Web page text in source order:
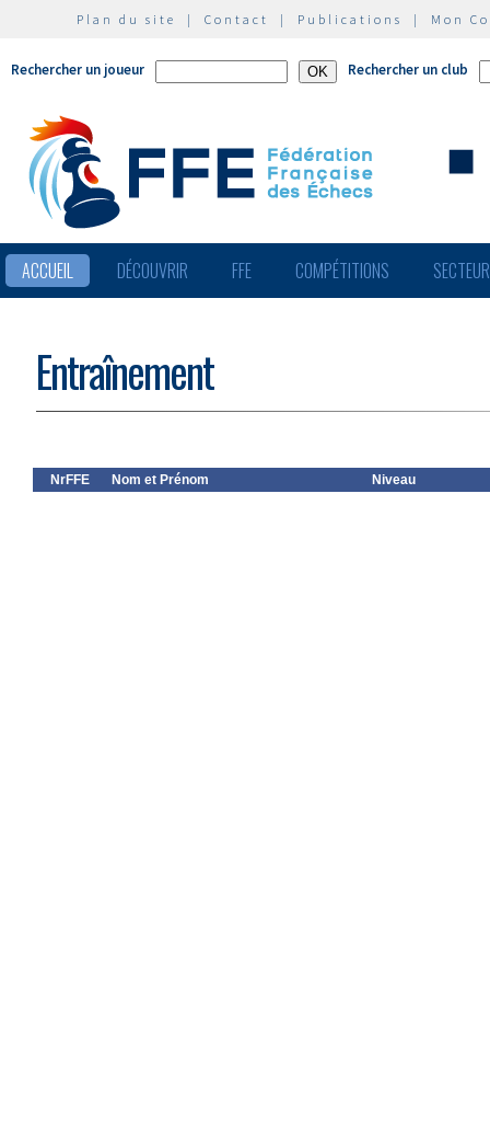
Plan du site | Contact | Publications | Mon
Rechercher un joueur Rechercher un club
ACCUEIL DÉCOUVRIR FFE COMPÉTITIONS
Entraînement
NrFFE Nom et Prénom Niveau